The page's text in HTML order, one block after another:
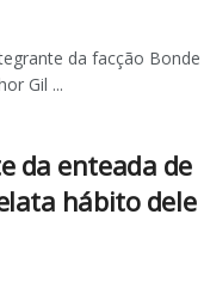
da facção Bonde
Gil ...
da enteada de
hábito dele